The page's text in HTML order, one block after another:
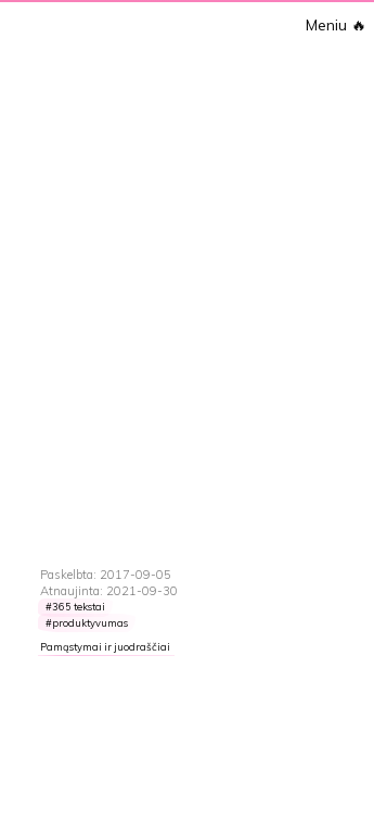
Meniu 🔥
Paskelbta: 2017-09-05
Atnaujinta: 2021-09-30
365 tekstai
produktyvumas
Pamąstymai ir juodraščiai